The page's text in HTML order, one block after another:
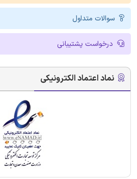
سوالات متداول
درخواست پشتیبانی
نماد اعتماد الکترونیکی